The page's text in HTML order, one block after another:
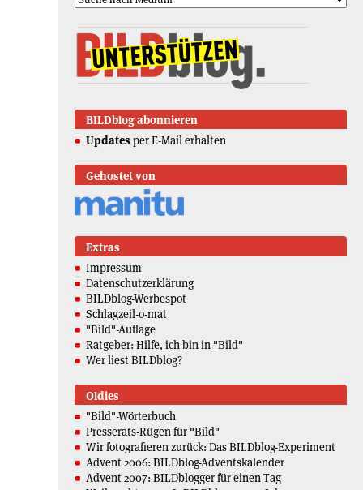
BILDblog abonnieren
Updates per E-Mail erhalten
Gehostet von
Extras
Impressum
Datenschutzerklärung
BILDblog-Werbespot
Schlagzeil-o-mat
"Bild"-Auflage
Ratgeber: Hilfe, ich bin in "Bild"
Wer liest BILDblog?
Oldies
"Bild"-Wörterbuch
Presserats-Rügen für "Bild"
Wir fotografieren zurück: Das BILDblog-Experiment
Advent 2006: BILDblog-Adventskalender
Advent 2007: BILDblogger für einen Tag